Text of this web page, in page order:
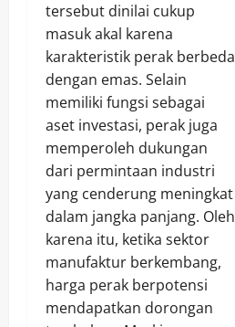
tersebut dinilai cukup
masuk akal karena
karakteristik perak berbeda
dengan emas. Selain
memiliki fungsi sebagai
aset investasi, perak juga
memperoleh dukungan
dari permintaan industri
yang cenderung meningkat
dalam jangka panjang. Oleh
karena itu, ketika sektor
manufaktur berkembang,
harga perak berpotensi
mendapatkan dorongan